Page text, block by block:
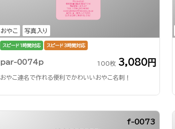
おやこ 写真入り
スピード1時間対応 スピード3時間対応
par-0074p 100枚 3,080円
おやこ連名で作れる便利でかわいいおやこ名刺！
f-0073